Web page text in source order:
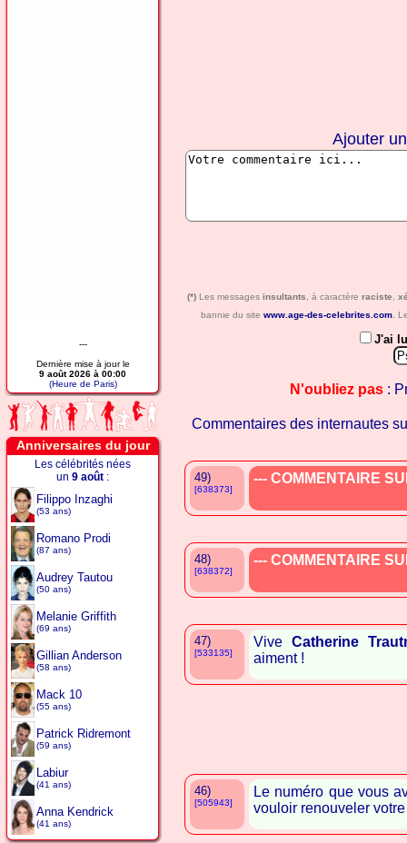
---
Dernière mise à jour le
9 août 2026 à 00:00
(Heure de Paris)
Anniversaires du jour
Les célébrités nées
un 9 août :
Filippo Inzaghi
(53 ans)
Romano Prodi
(87 ans)
Audrey Tautou
(50 ans)
Melanie Griffith
(69 ans)
Gillian Anderson
(58 ans)
Mack 10
(55 ans)
Patrick Ridremont
(59 ans)
Labiur
(41 ans)
Anna Kendrick
(41 ans)
Ajouter
(*) Les messages insultants , à caractère raciste
bannie du site www.age-des-celebrites.com.
J'ai
N'oubliez pas :
Commentaires des internautes
49)
[638373]
--- COMMENTAIRE
48)
[638372]
--- COMMENTAIRE
47)
[533135]
Vive Catherine
aiment !
46)
[505943]
Le numéro que vous
vouloir renouveler